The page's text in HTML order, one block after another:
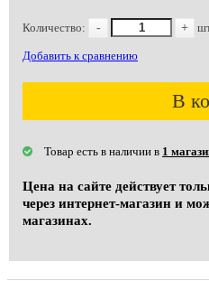
Количество: - +
Добавить к сравнению
В
Товар есть в наличии в 1
Цена на сайте действует
через интернет-магазин и
магазинах.